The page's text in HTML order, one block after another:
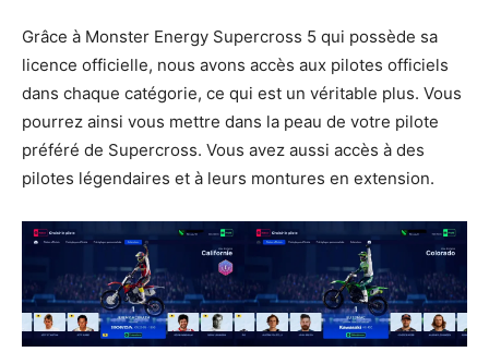
Grâce à Monster Energy Supercross 5 qui possède sa
licence officielle, nous avons accès aux pilotes officiels
dans chaque catégorie, ce qui est un véritable plus. Vous
pourrez ainsi vous mettre dans la peau de votre pilote
préféré de Supercross. Vous avez aussi accès à des
pilotes légendaires et à leurs montures en extension.